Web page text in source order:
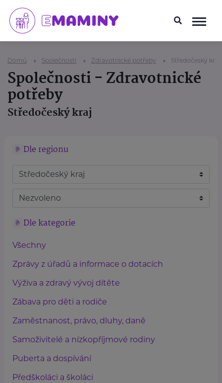
Domů Společnosti Zdravotnické potřeby Středočeský kraj
Společnosti - Zdravotnické
potřeby
Středočeský kraj
Dle regionu
Dle kategorie
Všechny
Zprávy z úřadů a informace o dotacích
Výživa a zdravý vývoj dítěte
Zábava pro děti a rodiče
Zaměstnanost, právo, dluhy, daně
Samoživitelé a nízkopříjmové rodiny
Puberta a dospívání
Předškoláci a školáci